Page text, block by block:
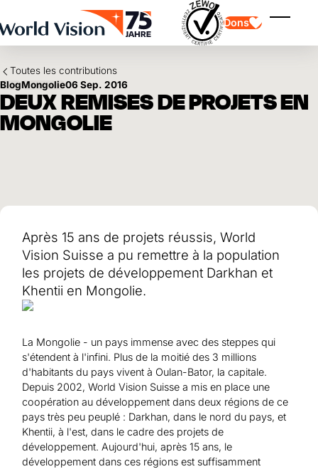
Dons
Parrainage d'enfants en détresse
Testament et legs
Philanthropie
Coopération entre entreprises
Séisme au Venezuela
Aide à l'Ukraine
Tous les projets d'aide d'urgence
Domaines d'application
Impact et succès
Utilisation des fonds
Rapport annuel et finances
Afrique
Amérique latine
Toutes les contributions
BlogMongolie06 Sep. 2016
DEUX REMISES DE PROJETS EN
MONGOLIE
Après 15 ans de projets réussis, World
Vision Suisse a pu remettre à la population
les projets de développement Darkhan et
Khentii en Mongolie.
La Mongolie - un pays immense avec des steppes qui
s'étendent à l'infini. Plus de la moitié des 3 millions
d'habitants du pays vivent à Oulan-Bator, la capitale.
Depuis 2002, World Vision Suisse a mis en place une
coopération au développement dans deux régions de ce
pays très peu peuplé : Darkhan, dans le nord du pays, et
Khentii, à l'est, dans le cadre des projets de
développement. Aujourd'hui, après 15 ans, le
développement dans ces régions est suffisamment